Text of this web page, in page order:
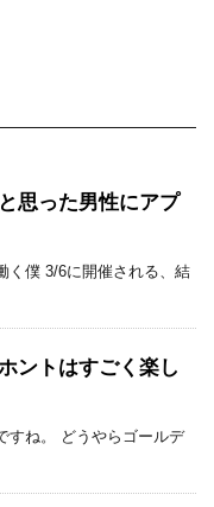
思った男性にアプ
僕 3/6に開催される、結
ントはすごく楽し
ね。 どうやらゴールデ